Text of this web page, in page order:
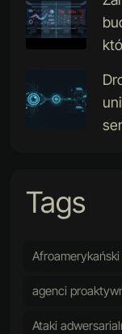
Tags
agenci
Ataki